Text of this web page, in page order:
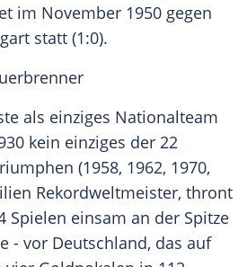
im November 1950 gegen
statt (1:0).
als einziges Nationalteam
kein einziges der 22
(1958, 1962, 1970,
Rekordweltmeister, thront
Spielen einsam an der Spitze
- vor Deutschland, das auf